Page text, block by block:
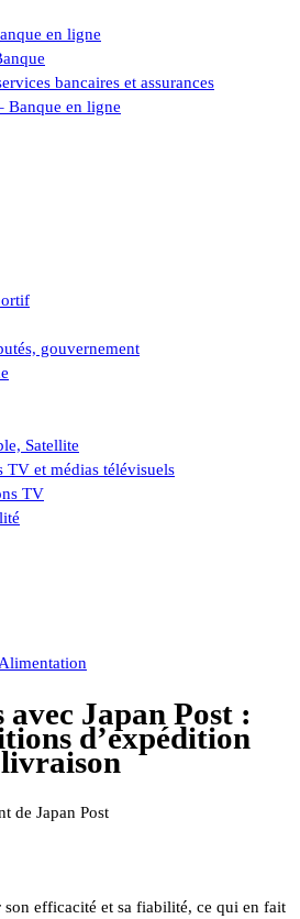
en ligne
bancaires et assurances
Banque en ligne
gouvernement
Satellite
TV et médias télévisuels
TV
Japan Post :
d’expédition
son efficacité et sa fiabilité, ce qui en fait